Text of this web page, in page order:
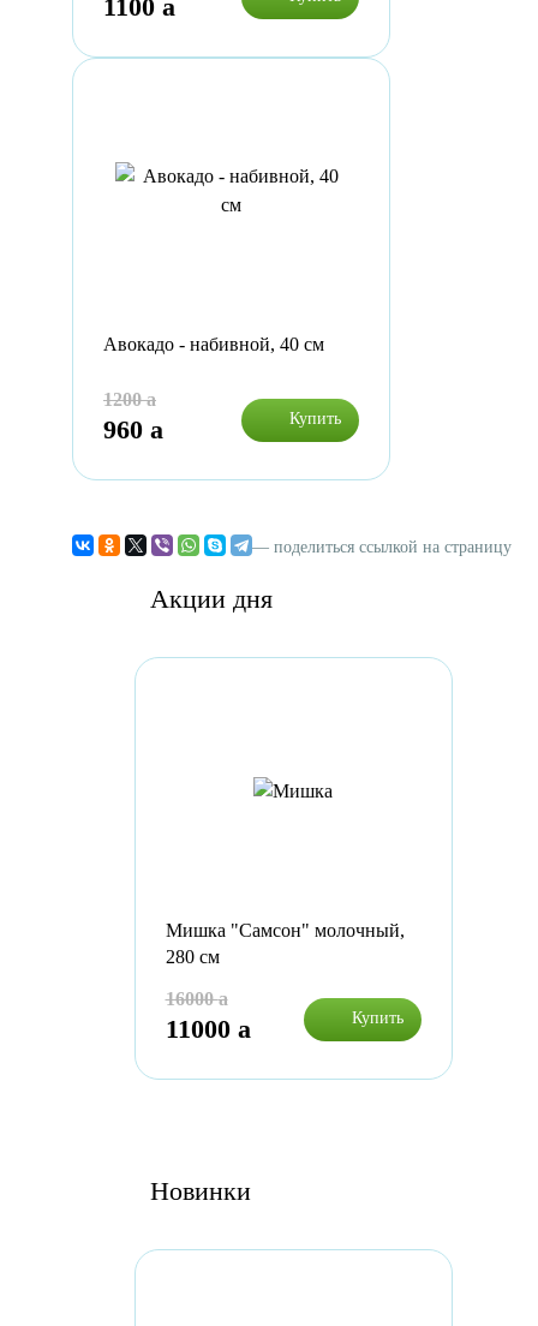
1100 a
Авокадо - набивной, 40 см
1200a
960 a Купить
— поделиться ссылкой на страницу
Акции дня
Мишка "Самсон" молочный,
280 см
16000a
11000 a Купить
Новинки